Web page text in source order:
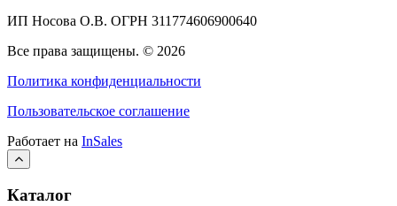
ИП Носова О.В. ОГРН 311774606900640
Все права защищены. © 2026
Политика конфиденциальности
Пользовательское соглашение
Работает на InSales
Каталог